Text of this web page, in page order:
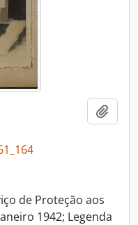
de Proteção aos
1942; Legenda